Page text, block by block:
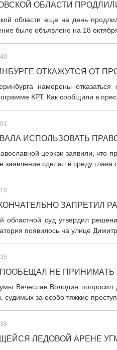
ОБЛАСТИ
области еще на день
было объявлено на 18
ОТКАЖУТСЯ ОТ
намерены
КРТ. Как сообщили в
ИСПОЛЬЗОВАТЬ
церкви заявили, что
заявление сделал в среду глава
ЗАПРЕТИЛ
областной суд утвердил
появилось на улице
НЕ ПРИНИМАТЬ
Вячеслав Володин попросил
судимых за особо тяжкие
ЛЕДОВОЙ АРЕНЕ